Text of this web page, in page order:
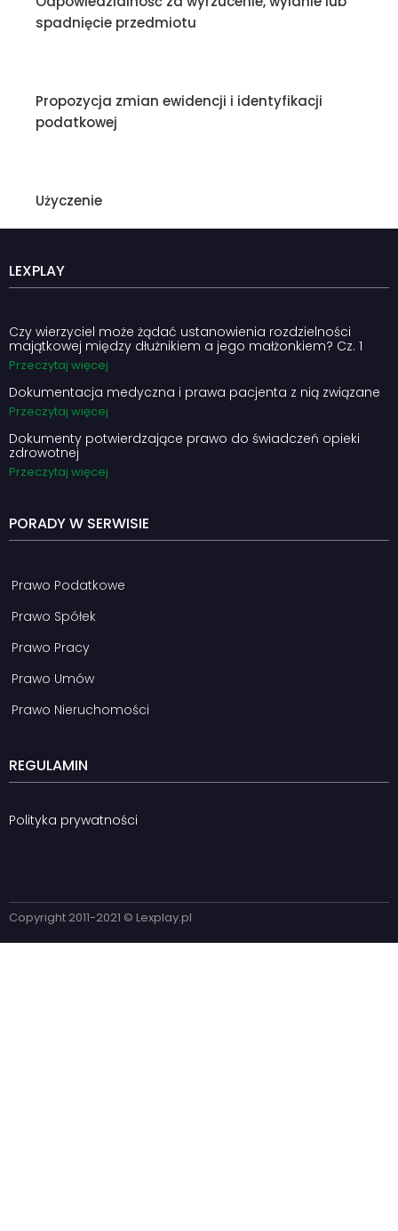
spadnięcie przedmiotu
Propozycja zmian ewidencji i identyfikacji
podatkowej
Użyczenie
LEXPLAY
Czy wierzyciel może żądać ustanowienia rozdzielności
majątkowej między dłużnikiem a jego małżonkiem? Cz. 1
Przeczytaj więcej
Dokumentacja medyczna i prawa pacjenta z nią związane
Przeczytaj więcej
Dokumenty potwierdzające prawo do świadczeń opieki
zdrowotnej
Przeczytaj więcej
PORADY W SERWISIE
Prawo Podatkowe
Prawo Spółek
Prawo Pracy
Prawo Umów
Prawo Nieruchomości
REGULAMIN
Polityka prywatności
Copyright 2011-2021 © Lexplay.pl​